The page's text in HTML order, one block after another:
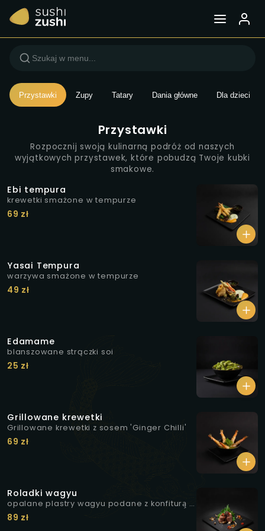
Menu — Sushi Zushi
Przystawki Zupy Tatary Dania główne Dla dzieci
Przystawki
Rozpocznij swoją kulinarną podróż od naszych
wyjątkowych przystawek, które pobudzą Twoje kubki
smakowe.
Ebi tempura
krewetki smażone w tempurze
69 zł
Yasai Tempura
warzywa smażone w tempurze
49 zł
Edamame
blanszowane strączki soi
25 zł
Grillowane krewetki
Grillowane krewetki z sosem 'Ginger Chilli'
69 zł
Roladki wagyu
opalane plastry wagyu podane z konfiturą̨ z
białej cebuli i curry, marynowanymi
grzybkami shimeji, żelem z rokitnika oraz
89 zł